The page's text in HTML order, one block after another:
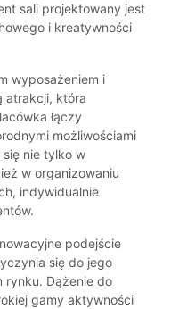
sali projektowany jest
i kreatywności
wyposażeniem i
atrakcji, która
łączy
możliwościami
nie tylko w
w organizowaniu
indywidualnie
podejście
się do jego
rynku. Dążenie do
gamy aktywności